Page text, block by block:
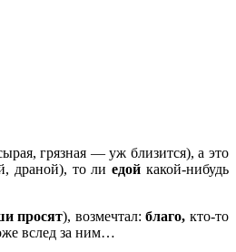
грязная — уж близится), а это
драной), то ли едой какой-нибудь
просят), возмечтал:благо, кто-то
вслед за ним…